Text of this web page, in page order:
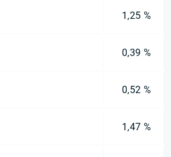
1,25 %
0,39 %
0,52 %
1,47 %